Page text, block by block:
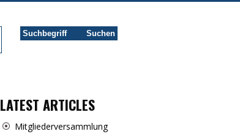
LATEST ARTICLES
Mitgliederversammlung